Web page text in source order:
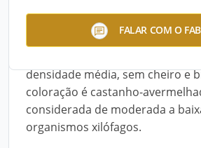
FALAR COM O
A Madeira de Eucalipto da
aplicações em obras na
densidade média, sem cheiro e
coloração é castanho-
considerada de moderada a
organismos xilófagos.